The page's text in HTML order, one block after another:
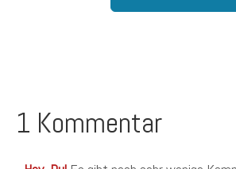
1 Kommentar